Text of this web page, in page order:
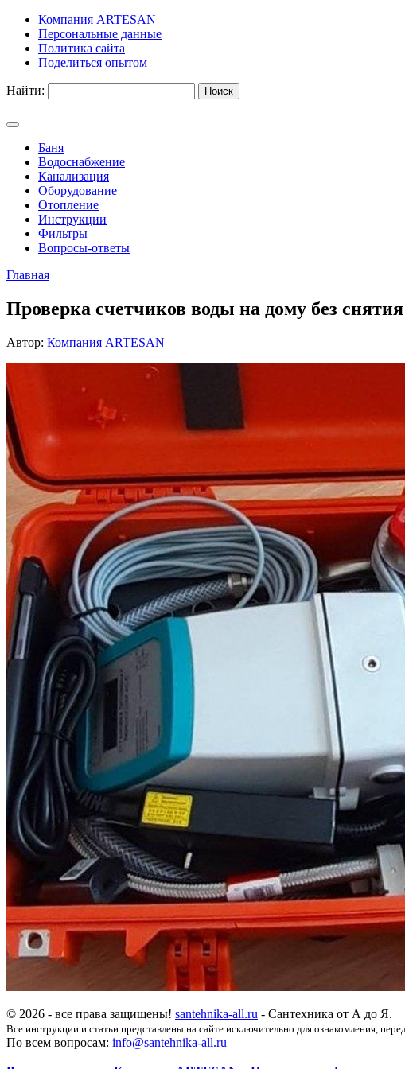
Компания ARTESAN
Персональные данные
Политика сайта
Поделиться опытом
Найти:
Баня
Водоснабжение
Канализация
Оборудование
Отопление
Инструкции
Фильтры
Вопросы-ответы
Главная
Проверка счетчиков воды на дому без
Автор: Компания ARTESAN
© 2026 - все права защищены! santehnika-all.ru - Сантехника от А до Я.
Все инструкции и статьи представлены на сайте исключительно для ознакомления,
По всем вопросам: info@santehnika-all.ru